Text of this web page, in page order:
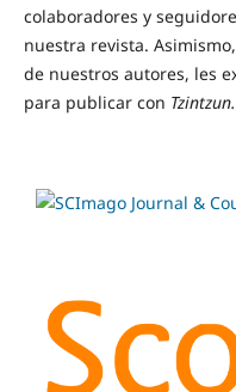
colaboradores y
nuestra revista.
de nuestros autores, les
para publicar con